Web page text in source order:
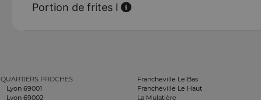
Portion de frites l
QUARTIERS PROCHES
Lyon 69001
Lyon 69002
Francheville Le Bas
Francheville Le Haut
La Mulatière